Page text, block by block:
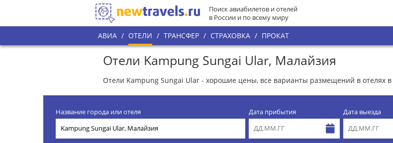
Поиск авиабилетов и отелей
в России и по всему миру
АВИА / ОТЕЛИ / ТРАНСФЕР / СТРАХОВКА / ПРОКАТ
Отели Kampung Sungai Ular, Малайзия
Отели Kampung Sungai Ular - хорошие цены, все варианты размещений в отелях
Название города или отеля Дата прибытия Дата выезда